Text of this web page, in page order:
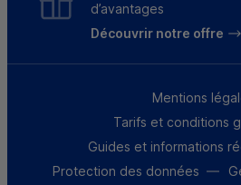
d’avantages
Découvrir notre offre
Mentions
Tarifs et conditions
Guides et informations
Protection des données